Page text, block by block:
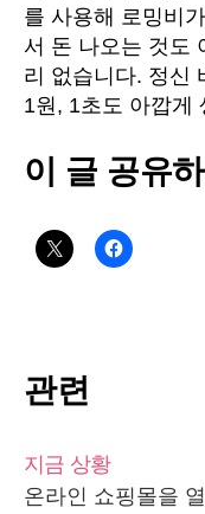
를 사용해 로밍비
서 돈 나오는 것도
리 없습니다. 정신
1원, 1초도 아깝게
이 글 공유
관련
지금 상황
온라인 쇼핑몰을